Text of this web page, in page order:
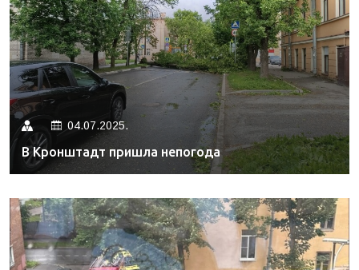
04.07.2025.
В Кронштадт пришла непогода